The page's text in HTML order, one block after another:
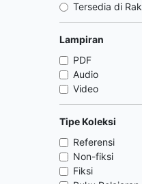
Tersedia di Rak
Lampiran
PDF
Audio
Video
Tipe Koleksi
Referensi
Non-fiksi
Fiksi